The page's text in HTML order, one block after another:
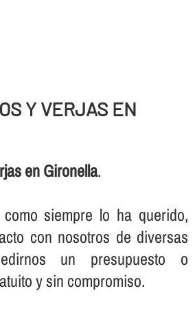
Y VERJAS EN
en Gironella.
siempre lo ha querido,
con nosotros de diversas
un presupuesto o
y sin compromiso.